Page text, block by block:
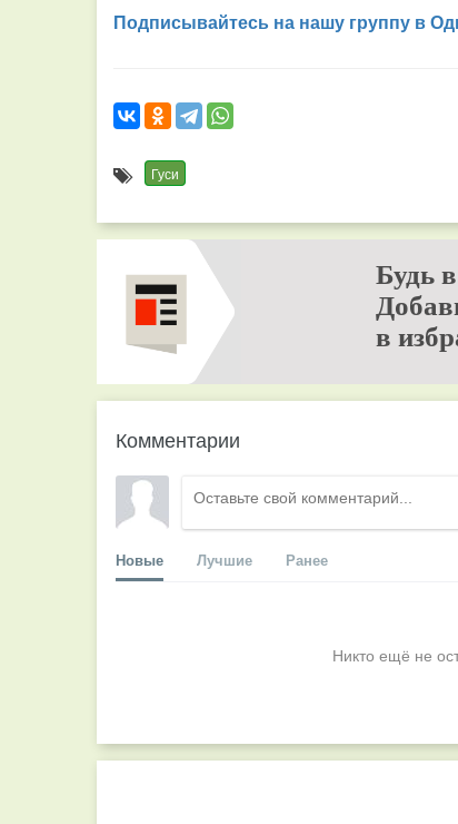
Подписывайтесь на нашу группу в
Гуси
Будь
в
Комментарии
Новые Лучшие Ранее
Никто ещё не